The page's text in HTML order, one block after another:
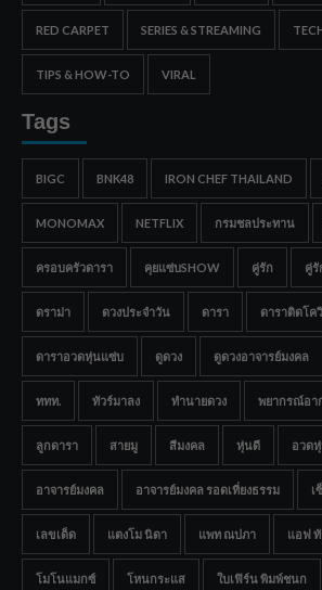
RED CARPET SERIES & STREAMING
TIPS & HOW-TO VIRAL
Tags
BIGC BNK48 IRON CHEF THAILAND
MONOMAX NETFLIX กรมชลประทาน
ครอบครัวดารา คุยแซ่บSHOW คู่รัก คู่รั
ดราม่า ดวงประจำวัน ดารา ดาราติดโค
ดาราอวดหุ่นแซ่บ ดูดวง ดูดวงอาจารย์มงคล
ททท. ทัวร์มาลง ทำนายดวง พยากรณ์อา
ลูกดารา สายมู สีมงคล หุ่นดี อวด
อาจารย์มงคล อาจารย์มงคล รอดเที่ยงธรรม เ
เลขเด็ด แตงโม นิดา แพท ณปภา แอฟ
โมโนแมกซ์ โหนกระแส ใบเฟิร์น พิมพ์ชนก